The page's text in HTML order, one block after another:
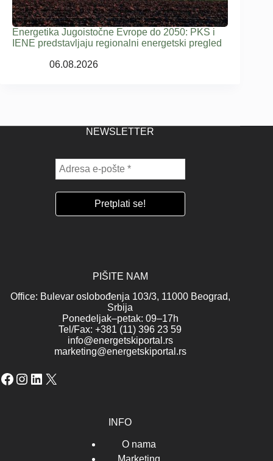
Energetika Jugoistočne Evrope do 2050: PKS i
IENE predstavljaju regionalni energetski pregled
06.08.2026
NEWSLETTER
PIŠITE NAM
Office: Bulevar oslobođenja 103/3, 11000 Beograd,
Srbija
Ponedeljak–petak: 09–17h
Tel/Fax: +381 (11) 396 23 59
info@energetskiportal.rs
marketing@energetskiportal.rs
Facebook
Instagram
LinkedIn
X
INFO
O nama
Marketing